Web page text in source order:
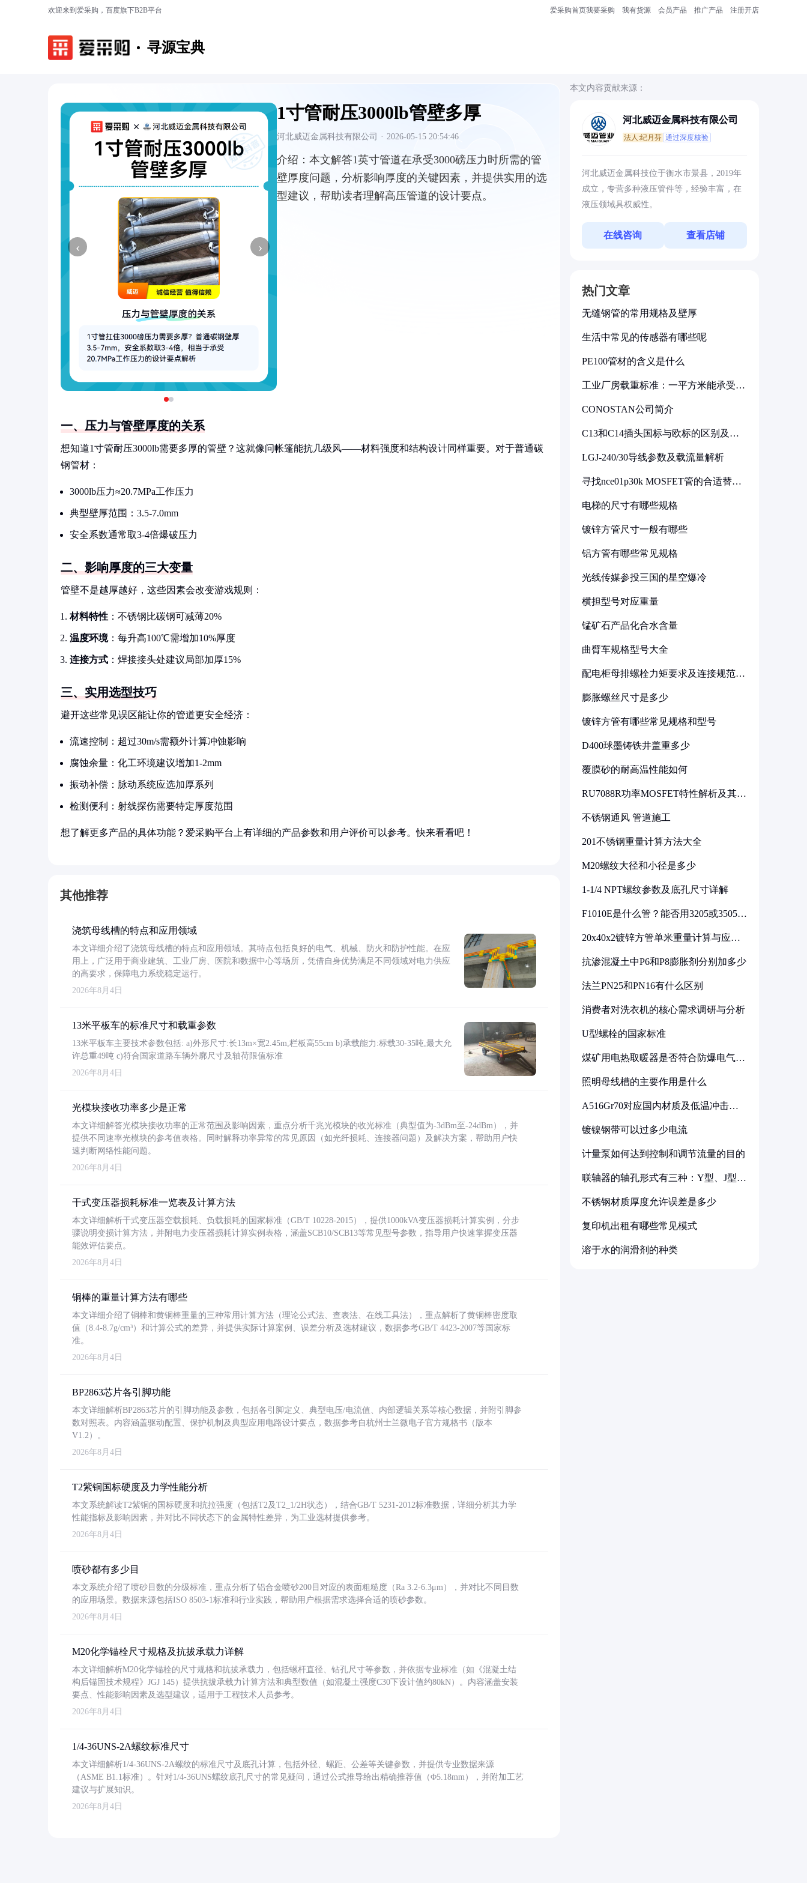
欢迎来到爱采购，百度旗下B2B平台 爱采购首页我要采购 我有货源 会员产品 推广产品 注册开店
寻源宝典
‹ ›
1寸管耐压3000lb管壁多厚
河北威迈金属科技有限公司 · 2026-05-15 20:54:46
介绍： 本文解答1英寸管道在承受3000磅压力时所需的管
壁厚度问题，分析影响厚度的关键因素，并提供实用的选
型建议，帮助读者理解高压管道的设计要点。
一、压力与管壁厚度的关系
想知道1寸管耐压3000lb需要多厚的管壁？这就像问帐篷能抗几级风——材料强度和结构设计同样重要。对于普通碳
钢管材：
3000lb压力≈20.7MPa工作压力
典型壁厚范围：3.5-7.0mm
安全系数通常取3-4倍爆破压力
二、影响厚度的三大变量
管壁不是越厚越好，这些因素会改变游戏规则：
材料特性 ：不锈钢比碳钢可减薄20%
温度环境：每升高100℃需增加10%厚度
连接方式 ：焊接接头处建议局部加厚15%
三、实用选型技巧
避开这些常见误区能让你的管道更安全经济：
流速控制：超过30m/s需额外计算冲蚀影响
腐蚀余量：化工环境建议增加1-2mm
振动补偿：脉动系统应选加厚系列
检测便利：射线探伤需要特定厚度范围
想了解更多产品的具体功能？爱采购平台上有详细的产品参数和用户评价可以参考。快来看看吧！
其他推荐
浇筑母线槽的特点和应用领域
本文详细介绍了浇筑母线槽的特点和应用领域。其特点包括良好的电气、机械、防火和防护性能。在应
用上，广泛用于商业建筑、工业厂房、医院和数据中心等场所，凭借自身优势满足不同领域对电力供应
的高要求，保障电力系统稳定运行。
2026年8月4日
13米平板车的标准尺寸和载重参数
13米平板车主要技术参数包括: a)外形尺寸:长13m×宽2.45m,栏板高55cm b)承载能力:标载30-35吨,最大允
许总重49吨 c)符合国家道路车辆外廓尺寸及轴荷限值标准
2026年8月4日
光模块接收功率多少是正常
本文详细解答光模块接收功率的正常范围及影响因素，重点分析千兆光模块的收光标准（典型值为-3dBm至-24dBm），并
提供不同速率光模块的参考值表格。同时解释功率异常的常见原因（如光纤损耗、连接器问题）及解决方案，帮助用户快
速判断网络性能问题。
2026年8月4日
干式变压器损耗标准一览表及计算方法
本文详细解析干式变压器空载损耗、负载损耗的国家标准（GB/T 10228-2015），提供1000kVA变压器损耗计算实例，分步
骤说明变损计算方法，并附电力变压器损耗计算实例表格，涵盖SCB10/SCB13等常见型号参数，指导用户快速掌握变压器
能效评估要点。
2026年8月4日
铜棒的重量计算方法有哪些
本文详细介绍了铜棒和黄铜棒重量的三种常用计算方法（理论公式法、查表法、在线工具法），重点解析了黄铜棒密度取
值（8.4-8.7g/cm³）和计算公式的差异，并提供实际计算案例、误差分析及选材建议，数据参考GB/T 4423-2007等国家标
准。
2026年8月4日
BP2863芯片各引脚功能
本文详细解析BP2863芯片的引脚功能及参数，包括各引脚定义、典型电压/电流值、内部逻辑关系等核心数据，并附引脚参
数对照表。内容涵盖驱动配置、保护机制及典型应用电路设计要点，数据参考自杭州士兰微电子官方规格书（版本
V1.2）。
2026年8月4日
T2紫铜国标硬度及力学性能分析
本文系统解读T2紫铜的国标硬度和抗拉强度（包括T2及T2_1/2H状态），结合GB/T 5231-2012标准数据，详细分析其力学
性能指标及影响因素，并对比不同状态下的金属特性差异，为工业选材提供参考。
2026年8月4日
喷砂都有多少目
本文系统介绍了喷砂目数的分级标准，重点分析了铝合金喷砂200目对应的表面粗糙度（Ra 3.2-6.3μm），并对比不同目数
的应用场景。数据来源包括ISO 8503-1标准和行业实践，帮助用户根据需求选择合适的喷砂参数。
2026年8月4日
M20化学锚栓尺寸规格及抗拔承载力详解
本文详细解析M20化学锚栓的尺寸规格和抗拔承载力，包括螺杆直径、钻孔尺寸等参数，并依据专业标准（如《混凝土结
构后锚固技术规程》JGJ 145）提供抗拔承载力计算方法和典型数值（如混凝土强度C30下设计值约80kN）。内容涵盖安装
要点、性能影响因素及选型建议，适用于工程技术人员参考。
2026年8月4日
1/4-36UNS-2A螺纹标准尺寸
本文详细解析1/4-36UNS-2A螺纹的标准尺寸及底孔计算，包括外径、螺距、公差等关键参数，并提供专业数据来源
（ASME B1.1标准）。针对1/4-36UNS螺纹底孔尺寸的常见疑问，通过公式推导给出精确推荐值（Φ5.18mm），并附加工艺
建议与扩展知识。
2026年8月4日
本文内容贡献来源：
河北威迈金属科技有限公司
法人:纪月芬 通过深度核验
河北威迈金属科技位于衡水市景县，2019年
成立，专营多种液压管件等，经验丰富，在
液压领域具权威性。
在线咨询 查看店铺
热门文章
无缝钢管的常用规格及壁厚
生活中常见的传感器有哪些呢
PE100管材的含义是什么
工业厂房载重标准：一平方米能承受多
CONOSTAN公司简介
C13和C14插头国标与欧标的区别及其
LGJ-240/30导线参数及载流量解析
寻找nce01p30k MOSFET管的合适替代
电梯的尺寸有哪些规格
镀锌方管尺寸一般有哪些
铝方管有哪些常见规格
光线传媒参投三国的星空爆冷
横担型号对应重量
锰矿石产品化合水含量
曲臂车规格型号大全
配电柜母排螺栓力矩要求及连接规范详
膨胀螺丝尺寸是多少
镀锌方管有哪些常见规格和型号
D400球墨铸铁井盖重多少
覆膜砂的耐高温性能如何
RU7088R功率MOSFET特性解析及其在
不锈钢通风 管道施工
201不锈钢重量计算方法大全
M20螺纹大径和小径是多少
1-1/4 NPT螺纹参数及底孔尺寸详解
F1010E是什么管？能否用3205或3505代
20x40x2镀锌方管单米重量计算与应用
抗渗混凝土中P6和P8膨胀剂分别加多少
法兰PN25和PN16有什么区别
消费者对洗衣机的核心需求调研与分析
U型螺栓的国家标准
煤矿用电热取暖器是否符合防爆电气设
照明母线槽的主要作用是什么
A516Gr70对应国内材质及低温冲击要
镀镍钢带可以过多少电流
计量泵如何达到控制和调节流量的目的
联轴器的轴孔形式有三种：Y型、J型、
不锈钢材质厚度允许误差是多少
复印机出租有哪些常见模式
溶于水的润滑剂的种类